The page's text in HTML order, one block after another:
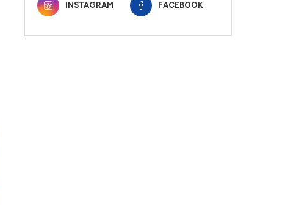
INSTAGRAM FACEBOOK